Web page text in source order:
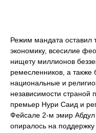
Режим мандата оставил
экономику, всесилие
нищету миллионов
ремесленников, а
национальные и
независимости страной
премьер Нури Саид и
Фейсале 2-м эмир Абдул
опиралось на